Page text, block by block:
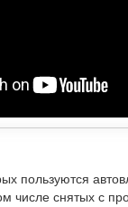
пользуются
числе снятых с